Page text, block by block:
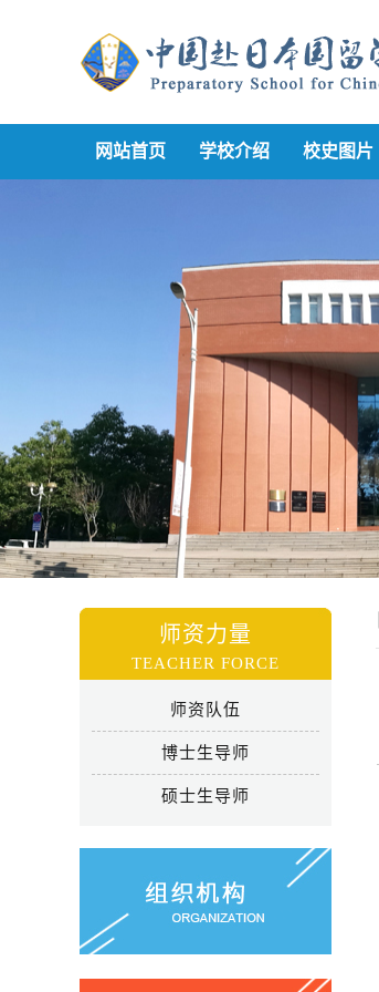
网站首页 学校介绍 校史图片
师资力量
TEACHER FORCE
师资队伍
博士生导师
硕士生导师